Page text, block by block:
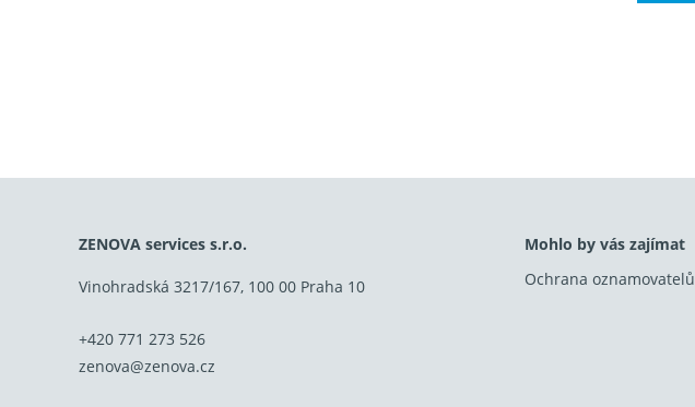
ZENOVA services s.r.o.
Vinohradská 3217/167, 100 00 Praha 10
+420 771 273 526
zenova@zenova.cz
Mohlo by vás zajímat
Ochrana oznamovatelů